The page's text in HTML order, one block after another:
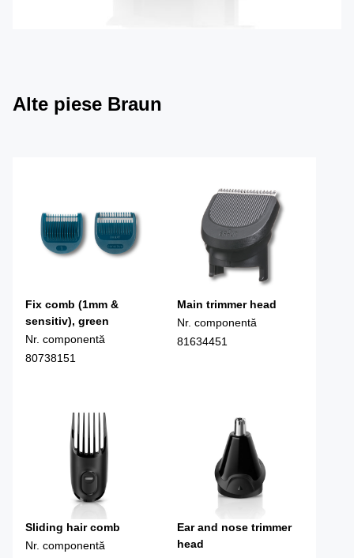
Alte piese Braun
Fix comb (1mm &
sensitiv), green
Nr. componentă
80738151
Main trimmer head
Nr. componentă
81634451
Sliding hair comb
Nr. componentă
Ear and nose trimmer
head